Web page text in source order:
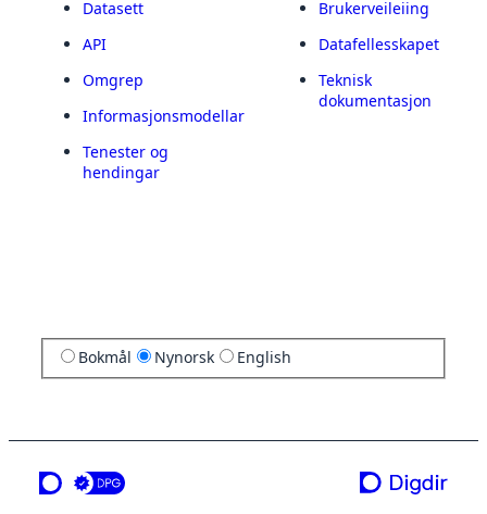
Datasett
API
Omgrep
Informasjonsmodellar
Tenester og
hendingar
Brukerveileiing
Datafellesskapet
Teknisk
dokumentasjon
Bokmål Nynorsk English